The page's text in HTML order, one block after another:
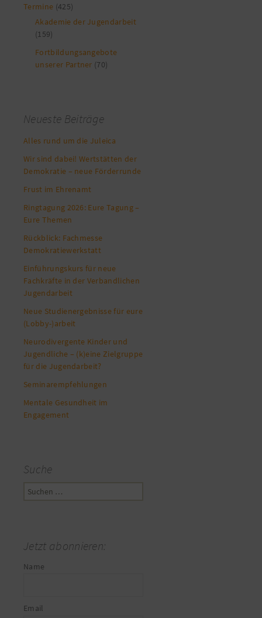
Termine (425)
Akademie der Jugendarbeit
(159)
Fortbildungsangebote
unserer Partner (70)
Neueste Beiträge
Alles rund um die Juleica
Wir sind dabei! Wertstätten der
Demokratie – neue Förderrunde
Frust im Ehrenamt
Ringtagung 2026: Eure Tagung –
Eure Themen
Rückblick: Fachmesse
Demokratiewerkstatt
Einführungskurs für neue
Fachkräfte in der Verbandlichen
Jugendarbeit
Neue Studienergebnisse für eure
(Lobby-)arbeit
Neurodivergente Kinder und
Jugendliche – (k)eine Zielgruppe
für die Jugendarbeit?
Seminarempfehlungen
Mentale Gesundheit im
Engagement
Suche
Suchen
Jetzt abonnieren:
Name
Email